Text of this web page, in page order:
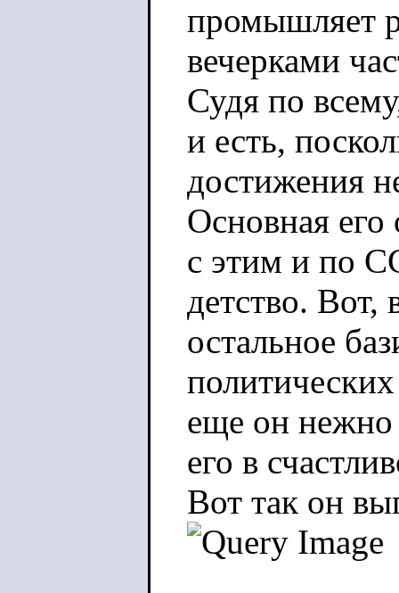
промышляет
вечерками
Судя по
и есть,
достижения
Основная его
с этим и по
детство. Вот,
остальное
еще он нежно
его в
Вот так он